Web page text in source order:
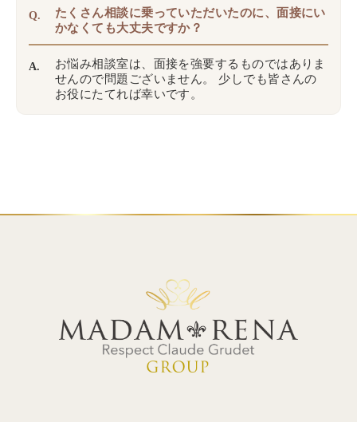
Q.
たくさん相談に乗っていただいたのに、面接にい
かなくても大丈夫ですか？
A.
お悩み相談室は、面接を強要するものではありま
せんので問題ございません。 少しでも皆さんの
お役にたてれば幸いです。